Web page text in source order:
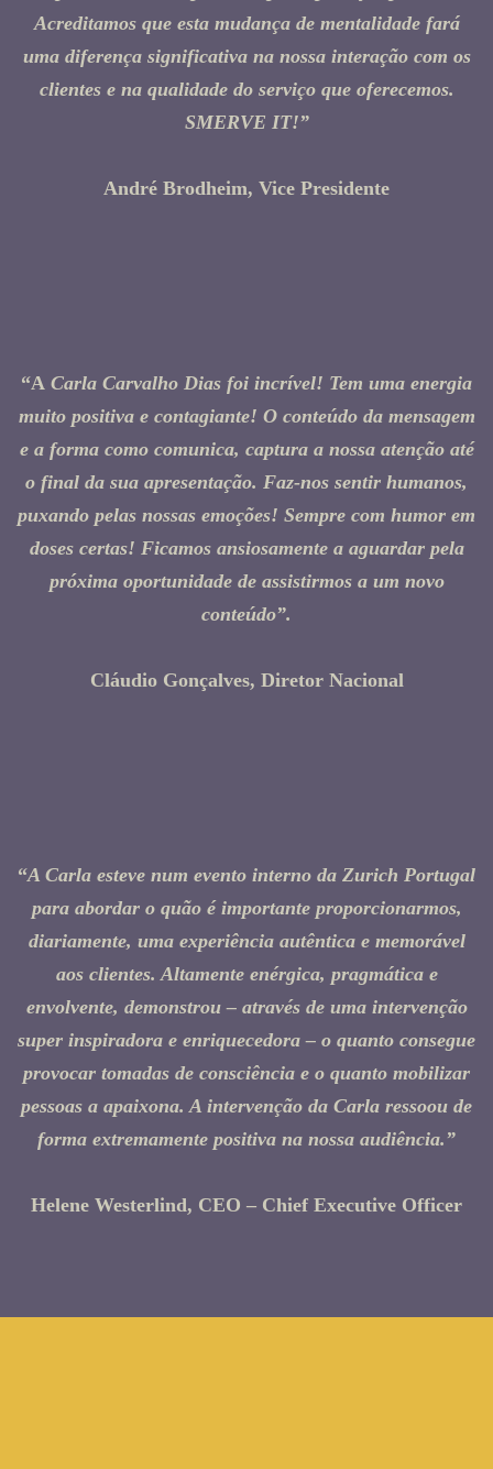
Acreditamos que esta mudança de mentalidade fará
uma diferença significativa na nossa interação com os
clientes e na qualidade do serviço que oferecemos.
SMERVE IT!”
André Brodheim, Vice Presidente
“A Carla Carvalho Dias foi incrível! Tem uma energia
muito positiva e contagiante! O conteúdo da mensagem
e a forma como comunica, captura a nossa atenção até
o final da sua apresentação. Faz-nos sentir humanos,
puxando pelas nossas emoções! Sempre com humor em
doses certas! Ficamos ansiosamente a aguardar pela
próxima oportunidade de assistirmos a um novo
conteúdo”.
Cláudio Gonçalves, Diretor Nacional
“A Carla esteve num evento interno da Zurich Portugal
para abordar o quão é importante proporcionarmos,
diariamente, uma experiência autêntica e memorável
aos clientes. Altamente enérgica, pragmática e
envolvente, demonstrou – através de uma intervenção
super inspiradora e enriquecedora – o quanto consegue
provocar tomadas de consciência e o quanto mobilizar
pessoas a apaixona. A intervenção da Carla ressoou de
forma extremamente positiva na nossa audiência.”
Helene Westerlind, CEO – Chief Executive Officer